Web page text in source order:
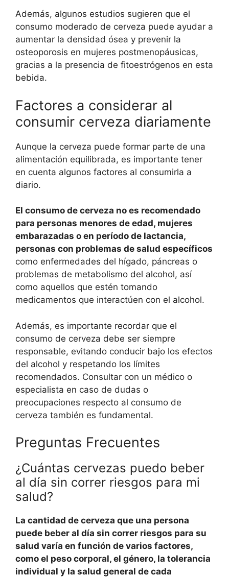
Además, algunos estudios sugieren que el
consumo moderado de cerveza puede ayudar a
aumentar la densidad ósea y prevenir la
osteoporosis en mujeres postmenopáusicas,
gracias a la presencia de fitoestrógenos en esta
bebida.
Factores a considerar al
consumir cerveza diariamente
Aunque la cerveza puede formar parte de una
alimentación equilibrada, es importante tener
en cuenta algunos factores al consumirla a
diario.
El consumo de cerveza no es recomendado
para personas menores de edad, mujeres
embarazadas o en período de lactancia,
personas con problemas de salud específicos
como enfermedades del hígado, páncreas o
problemas de metabolismo del alcohol, así
como aquellos que estén tomando
medicamentos que interactúen con el alcohol.
Además, es importante recordar que el
consumo de cerveza debe ser siempre
responsable, evitando conducir bajo los efectos
del alcohol y respetando los límites
recomendados. Consultar con un médico o
especialista en caso de dudas o
preocupaciones respecto al consumo de
cerveza también es fundamental.
Preguntas Frecuentes
¿Cuántas cervezas puedo beber
al día sin correr riesgos para mi
salud?
La cantidad de cerveza que una persona
puede beber al día sin correr riesgos para su
salud varía en función de varios factores,
como el peso corporal, el género, la tolerancia
individual y la salud general de cada